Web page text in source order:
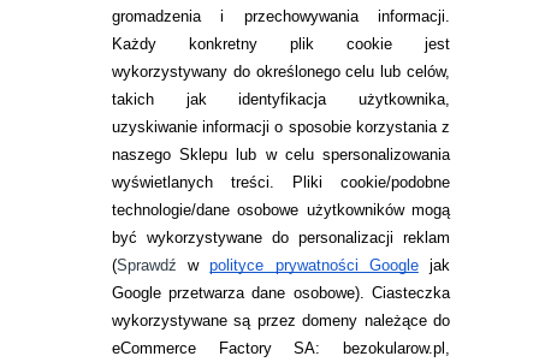
gromadzenia i przechowywania informacji.
Każdy konkretny plik cookie jest
wykorzystywany do określonego celu lub celów,
takich jak identyfikacja użytkownika,
uzyskiwanie informacji o sposobie korzystania z
naszego Sklepu lub w celu spersonalizowania
wyświetlanych treści.
Pliki cookie/podobne
technologie/dane osobowe użytkowników mogą
być wykorzystywane do personalizacji reklam
(Sprawdźwpolityce prywatności Googlejak
Google przetwarza dane osobowe). Ciasteczka
wykorzystywane są przez domeny należące do
eCommerce Factory SA: bezokularow.pl,
INFORMACJE KONTAKTOWE
JAK ZAMAWIAĆ?
ZWROTY I REKLAMACJA
WARUNKI ZAKUPÓW